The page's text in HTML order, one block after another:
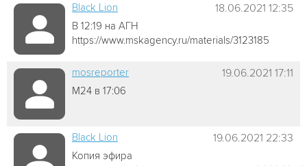
Black Lion 18.06.2021 12:35
В 12:19 на АГН
https://www.mskagency.ru/materials/3123185
mosreporter 19.06.2021 17:11
М24 в 17:06
Black Lion 19.06.2021 22:33
Копия эфира